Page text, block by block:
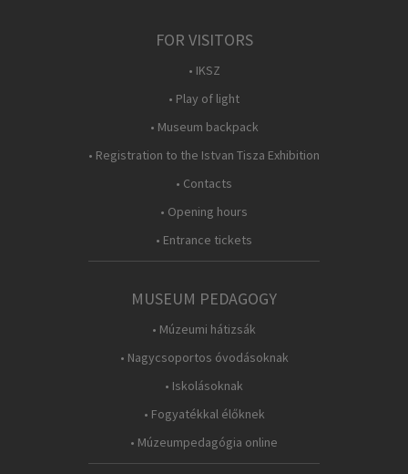
FOR VISITORS
• IKSZ
• Play of light
• Museum backpack
• Registration to the Istvan Tisza Exhibition
• Contacts
• Opening hours
• Entrance tickets
MUSEUM PEDAGOGY
• Múzeumi hátizsák
• Nagycsoportos óvodásoknak
• Iskolásoknak
• Fogyatékkal élőknek
• Múzeumpedagógia online